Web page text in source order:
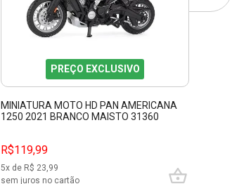
PREÇO EXCLUSIVO
MINIATURA MOTO HD PAN AMERICANA
1250 2021 BRANCO MAISTO 31360
R$119,99
5x de R$ 23,99
sem juros no cartão